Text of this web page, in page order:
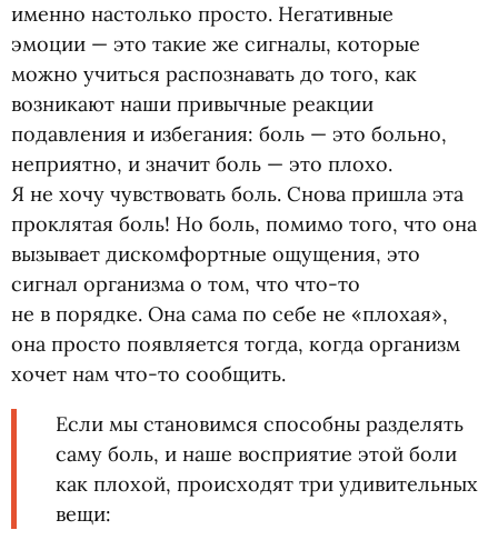
именно настолько просто. Негативные
эмоции — это такие же сигналы, которые
можно учиться распознавать до того, как
возникают наши привычные реакции
подавления и избегания: боль — это больно,
неприятно, и значит боль — это плохо.
Я не хочу чувствовать боль. Снова пришла эта
проклятая боль! Но боль, помимо того, что она
вызывает дискомфортные ощущения, это
сигнал организма о том, что что-то
не в порядке. Она сама по себе не «плохая»,
она просто появляется тогда, когда организм
хочет нам что-то сообщить.
Если мы становимся способны разделять
саму боль, и наше восприятие этой боли
как плохой, происходят три удивительных
вещи: